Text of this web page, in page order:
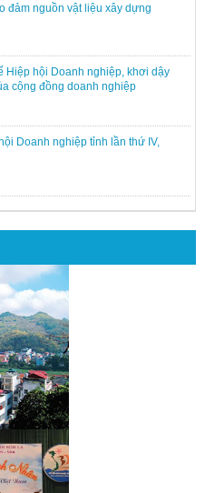
đảm nguồn vật liệu xây dựng
Hiệp hội Doanh nghiệp, khơi dậy
cộng đồng doanh nghiệp
Doanh nghiệp tỉnh lần thứ IV,